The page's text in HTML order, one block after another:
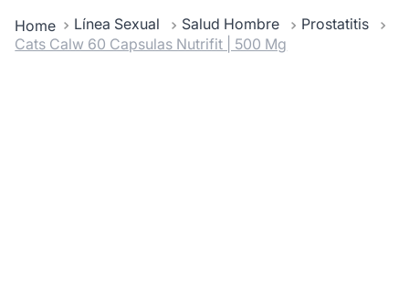
Línea Sexual Salud Hombre
Prostatitis
Cats Calw 60 Capsulas Nutrifit | 500 Mg